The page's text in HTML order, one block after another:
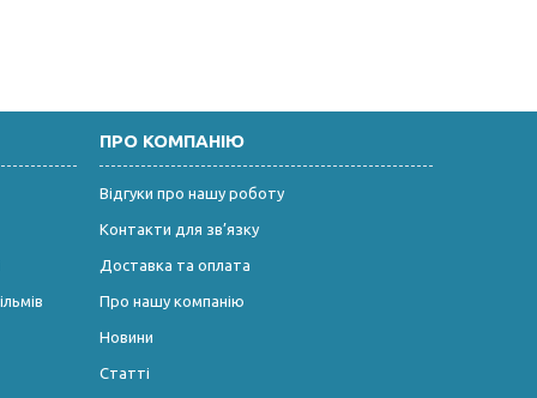
ПРО КОМПАНІЮ
Відгуки про нашу роботу
Контакти для зв’язку
Доставка та оплата
Про нашу компанію
Новини
Статті